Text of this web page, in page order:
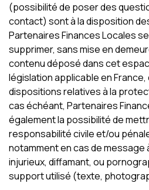
(possibilité de poser des
contact) sont à la disposition
Partenaires Finances Locales
supprimer, sans mise en
contenu déposé dans cet
législation applicable en
dispositions relatives à la
cas échéant, Partenaires
également la possibilité de
responsabilité civile et/ou
notamment en cas de
injurieux, diffamant, ou
support utilisé (texte,